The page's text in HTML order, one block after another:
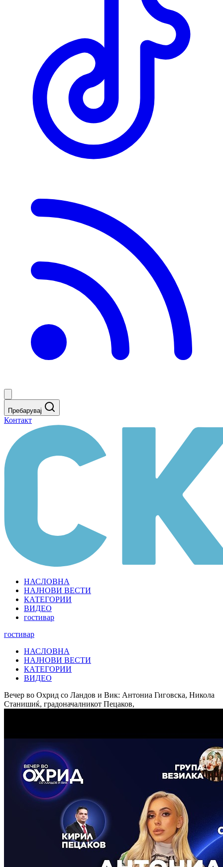
Пребарувај
Контакт
НАСЛОВНА
НАЈНОВИ ВЕСТИ
КАТЕГОРИИ
ВИДЕО
гостивар
гостивар
НАСЛОВНА
НАЈНОВИ ВЕСТИ
КАТЕГОРИИ
ВИДЕО
Вечер во Охрид со Ландов и Вик: Антониа Гиговска, Никола
Станишиќ, градоначалникот Пецаков,